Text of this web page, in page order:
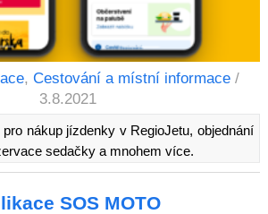
, Cestování a místní informace /
3.8.2021
nákup jízdenky v RegioJetu, objednání
sedačky a mnohem více.
SOS MOTO